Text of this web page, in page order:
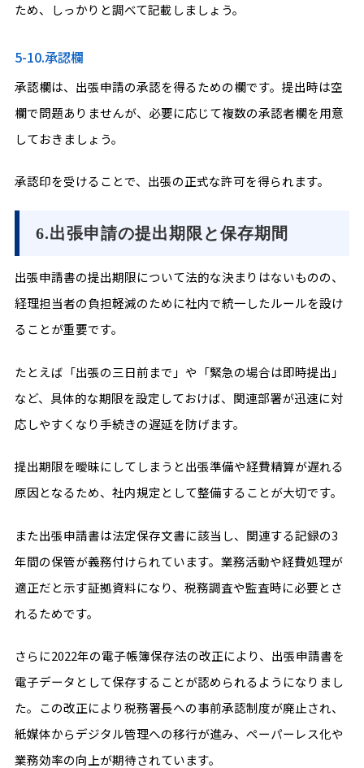
ため、しっかりと調べて記載しましょう。
5-10.承認欄
承認欄は、出張申請の承認を得るための欄です。提出時は空
欄で問題ありませんが、必要に応じて複数の承認者欄を用意
しておきましょう。
承認印を受けることで、出張の正式な許可を得られます。
6.出張申請の提出期限と保存期間
出張申請書の提出期限について法的な決まりはないものの、
経理担当者の負担軽減のために社内で統一したルールを設け
ることが重要です。
たとえば「出張の三日前まで」や「緊急の場合は即時提出」
など、具体的な期限を設定しておけば、関連部署が迅速に対
応しやすくなり手続きの遅延を防げます。
提出期限を曖昧にしてしまうと出張準備や経費精算が遅れる
原因となるため、社内規定として整備することが大切です。
また出張申請書は法定保存文書に該当し、関連する記録の3
年間の保管が義務付けられています。業務活動や経費処理が
適正だと示す証拠資料になり、税務調査や監査時に必要とさ
れるためです。
さらに2022年の電子帳簿保存法の改正により、出張申請書を
電子データとして保存することが認められるようになりまし
た。この改正により税務署長への事前承認制度が廃止され、
紙媒体からデジタル管理への移行が進み、ペーパーレス化や
業務効率の向上が期待されています。